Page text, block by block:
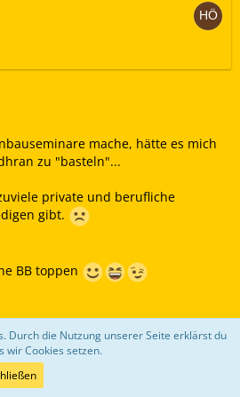
mache, hätte es mich
zu "basteln"...
private und berufliche
gibt.
BB toppen
Durch die Nutzung unserer Seite erklärst du
wir Cookies setzen.